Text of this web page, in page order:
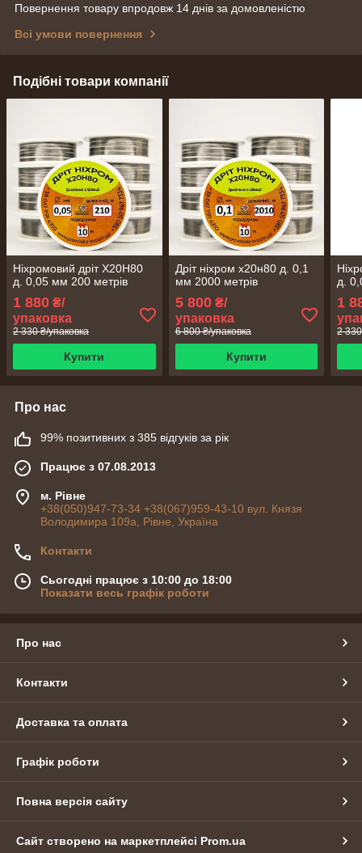
Повернення товару впродовж 14 днів за домовленістю
Всі умови повернення
Подібні товари компанії
Ніхромовий дріт Х20Н80
д. 0,05 мм 200 метрів
1 880 ₴/
упаковка
2 330 ₴/упаковка
Купити
Дріт ніхром х20н80 д. 0,1
мм 2000 метрів
5 800₴/
упаковка
6 800 ₴/упаковка
Купити
д.
1
2
Про нас
99% позитивних з 385 відгуків за рік
Працює з 07.08.2013
м. Рівне
+38(050)947-73-34 +38(067)959-43-10 вул. Князя
Володимира 109а, Рівне, Україна
Контакти
Сьогодні працює з 10:00 до 18:00
Показати весь графік роботи
Про нас
Контакти
Доставка та оплата
Графік роботи
Повна версія сайту
Сайт створено на маркетплейсі Prom.ua